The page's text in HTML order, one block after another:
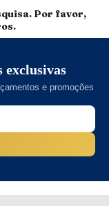
Por favor,
exclusivas
e promoções